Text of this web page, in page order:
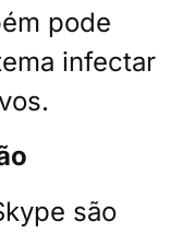
pode
infectar
são